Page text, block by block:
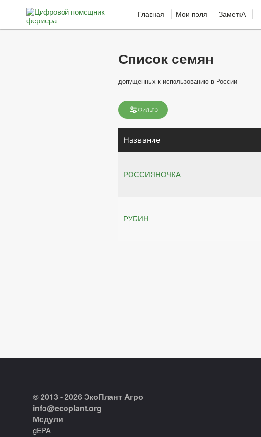
Главная Мои поля ЗаметкА
Список семян
допущенных к использованию в России
Фильтр
Название
РОССИЯНОЧКА
РУБИН
© 2013 - 2026 ЭкоПлант Агро
info@ecoplant.org
Модули
gEPA